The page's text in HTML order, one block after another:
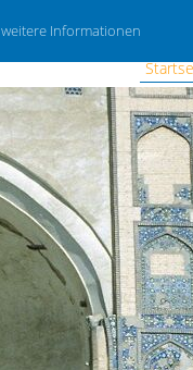
weitere Informationen